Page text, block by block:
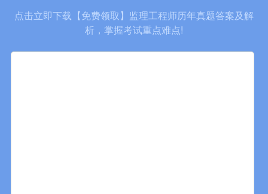
点击立即下载【免费领取】监理工程师历年真题答案及解
析，掌握考试重点难点!